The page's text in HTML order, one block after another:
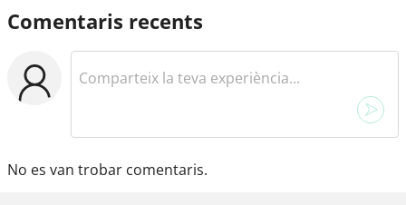
Comentaris recents
No es van trobar comentaris.